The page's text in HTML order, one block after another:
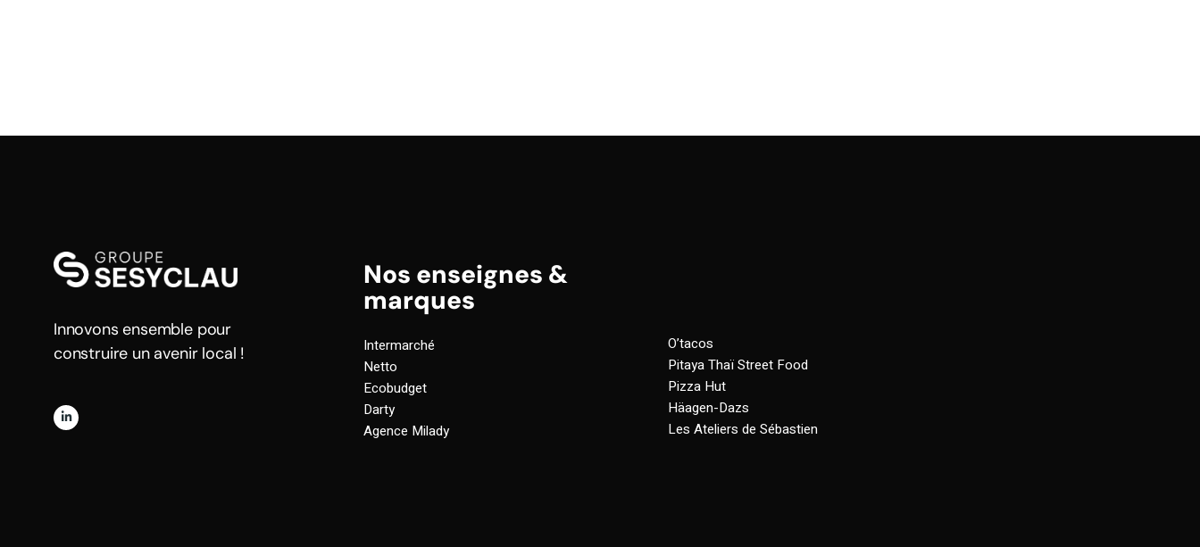
Innovons ensemble pour
construire un avenir local !
Nos enseignes &
marques
Intermarché
Netto
Ecobudget
Darty
Agence Milady
O’tacos
Pitaya Thaï Street Food
Pizza Hut
Häagen-Dazs
Les Ateliers de Sébastien